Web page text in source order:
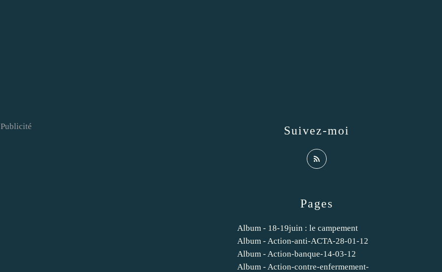
Publicité
Pages
Album - 18-19juin : le campement
Album - Action-anti-ACTA-28-01-12
Album - Action-banque-14-03-12
Album - Action-contre-enfermement-
Suivez-moi